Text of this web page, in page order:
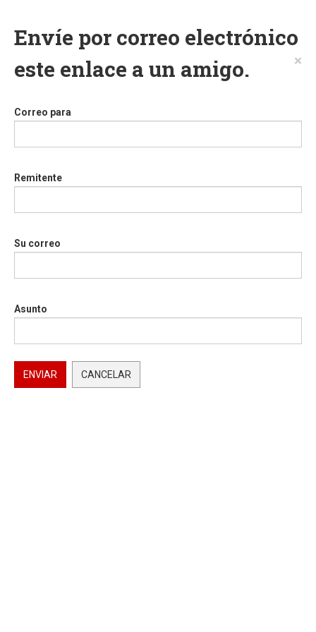
Envíe por correo electrónico
este enlace a un amigo.
×
Correo para
Remitente
Su correo
Asunto
ENVIAR CANCELAR